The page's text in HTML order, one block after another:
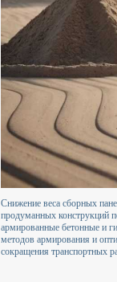
Снижение веса сборных
продуманных конструкций
армированные бетонные и
методов армирования и
сокращения транспортных